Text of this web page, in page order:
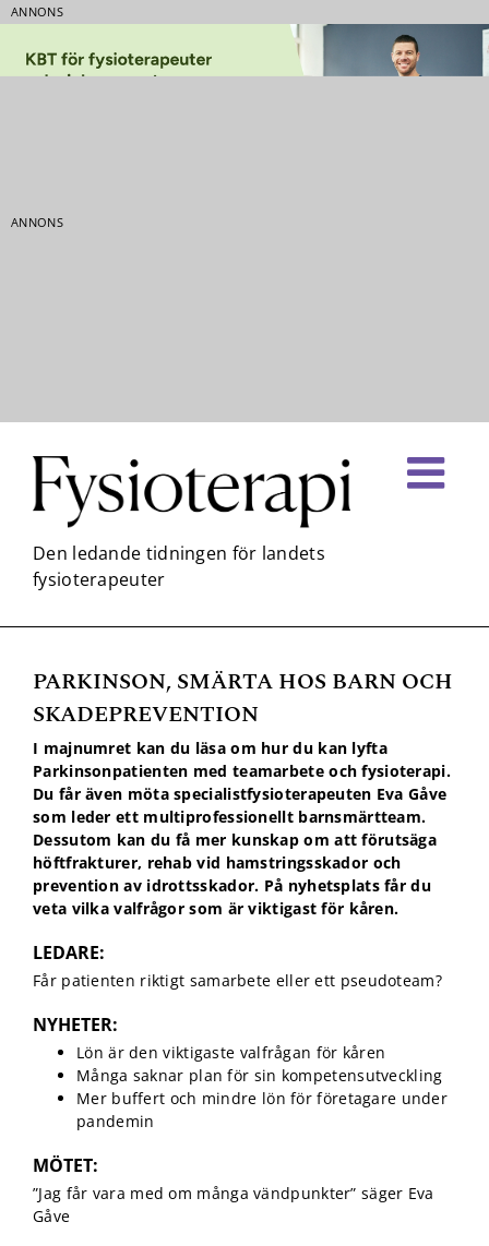
ANNONS
ANNONS
innehållet
PARKINSON, SMÄRTA HOS BARN OCH
SKADEPREVENTION
I majnumret kan du läsa om hur du kan lyfta
Parkinsonpatienten med teamarbete och fysioterapi.
Du får även möta specialistfysioterapeuten Eva Gåve
som leder ett multiprofessionellt barnsmärtteam.
Dessutom kan du få mer kunskap om att förutsäga
höftfrakturer, rehab vid hamstringsskador och
prevention av idrottsskador. På nyhetsplats får du
veta vilka valfrågor som är viktigast för kåren.
LEDARE:
Får patienten riktigt samarbete eller ett pseudoteam?
NYHETER:
Lön är den viktigaste valfrågan för kåren
Många saknar plan för sin kompetensutveckling
Mer buffert och mindre lön för företagare under
pandemin
MÖTET:
”Jag får vara med om många vändpunkter” säger Eva
Gåve
Nödvändiga
Dessa kakor
går inte att
välja bort. De
behövs för
att hemsidan
över huvud
taget ska
fungera.
För att vi ska
kunna
hemsidans
och
uppbyggnad,
baserat på
används.